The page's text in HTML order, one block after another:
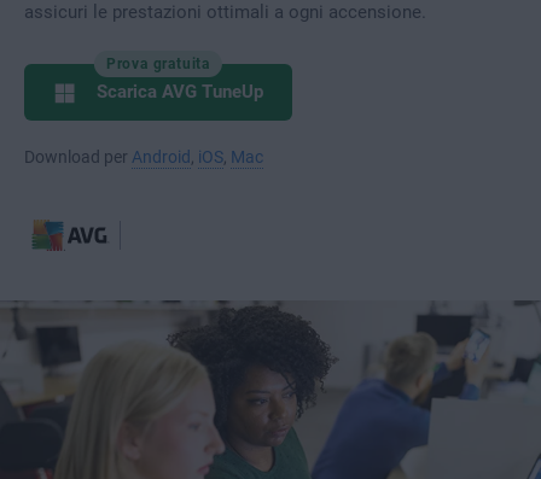
assicuri le prestazioni ottimali a ogni accensione.
Prova gratuita
Scarica AVG TuneUp
Download per Android iOS Mac